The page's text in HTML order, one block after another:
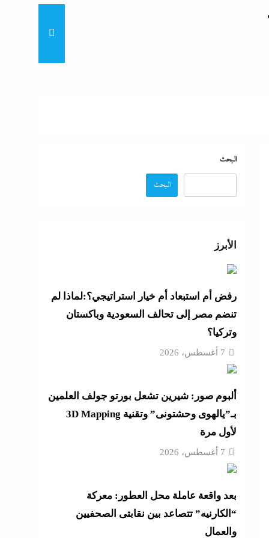
البحث
البحث
الأبرز
رفض أم استبعاد أم خيار استراتيجي؟:لماذا لم
تنضم مصر إلى تحالف السعودية وباكستان
وتركيا؟
7 أغسطس، 2026
ألبوم صور: شيرين تشعل بورتو جولف العلمين
بـ”يالهوى وحشتونى” وتقنية 3D Mapping
لأول مرة
7 أغسطس، 2026
بعد واقعة عاملة محل العطور: معركة
“الكارنيه” تتصاعد بين نقابتى الصحفيين
والعمال